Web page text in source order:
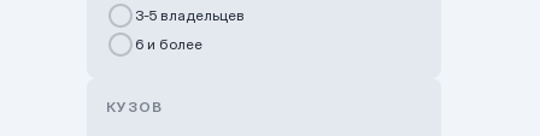
Chery Astana
3-5 владельцев
6 и более
КУЗОВ